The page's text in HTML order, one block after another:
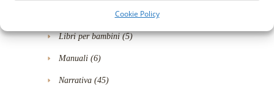
Cookie Policy
Libri per bambini(5)
Manuali (6)
Narrativa (45)